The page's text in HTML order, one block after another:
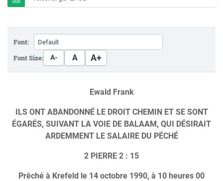
Font:
Font Size:
A- A A+
Ewald Frank
ILS ONT ABANDONNÉ LE DROIT CHEMIN ET SE SONT
ÉGARÉS, SUIVANT LA VOIE DE BALAAM, QUI DÉSIRAIT
ARDEMMENT LE SALAIRE DU PÉCHÉ
2 PIERRE 2 : 15
Prêché à Krefeld le 14 octobre 1990, à 10 heures 00